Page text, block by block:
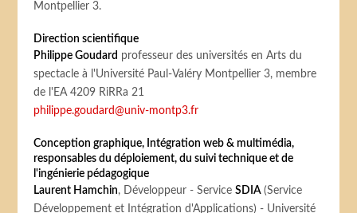
Montpellier 3.
Direction scientifique
Philippe Goudard professeur des universités en Arts du
spectacle à l'Université Paul-Valéry Montpellier 3, membre
de l'EA 4209 RiRRa 21
philippe.goudard@univ-montp3.fr
Conception graphique, Intégration web & multimédia,
responsables du déploiement, du suivi technique et de
l'ingénierie pédagogique
Laurent Hamchin, Développeur - ServiceSDIA(Service
Développement et Intégration d'Applications) - Université